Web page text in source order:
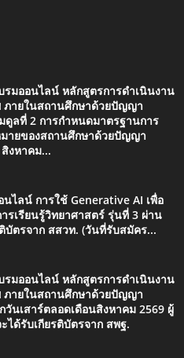
มออนไลน์ หลักสูตรการดำเนินงาน
ายในสถานศึกษาด้วยปัญญา
ดูลที่ 2 การกำหนดมาตรฐานการ
ายของสถานศึกษาด้วยปัญญา
งหาคม...
ไลน์ การใช้ Generative AI เพื่อ
รเรียนรู้วิทยาศาสตร์ รุ่นที่ 3 ผ่าน
บัตรจาก สสวท. (วันที่รับสมัคร...
มออนไลน์ หลักสูตรการดำเนินงาน
ายในสถานศึกษาด้วยปัญญา
วันเสาร์ตลอดเดือนสิงหาคม 2569 ผู้
ได้รับเกียรติบัตรจาก สพฐ.